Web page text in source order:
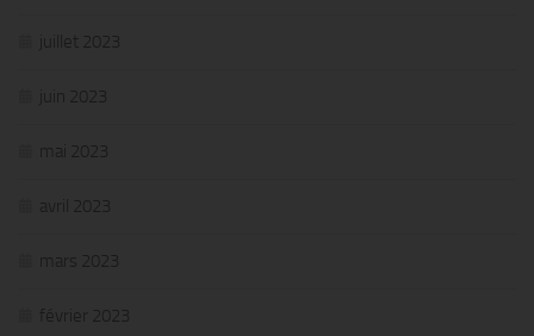
juillet 2023
juin 2023
mai 2023
avril 2023
mars 2023
février 2023